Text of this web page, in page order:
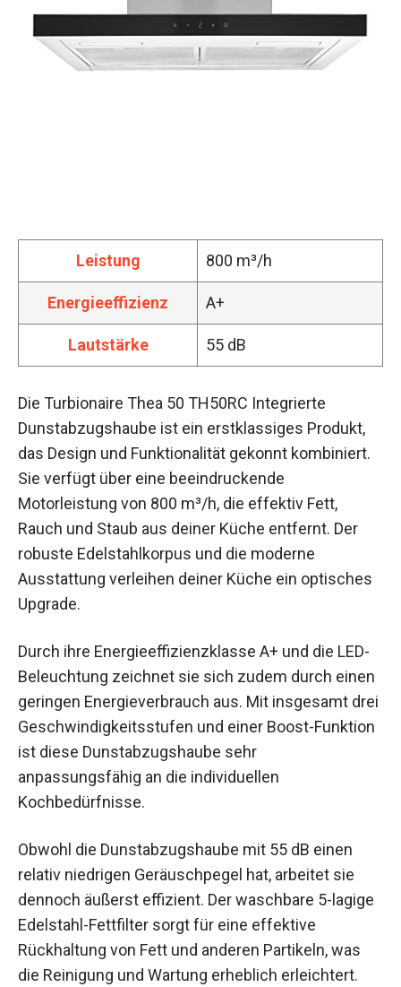
Leistung 800 m³/h
Energieeffizienz A+
Lautstärke 55 dB
Die Turbionaire Thea 50 TH50RC Integrierte
Dunstabzugshaube ist ein erstklassiges Produkt,
das Design und Funktionalität gekonnt kombiniert.
Sie verfügt über eine beeindruckende
Motorleistung von 800 m³/h, die effektiv Fett,
Rauch und Staub aus deiner Küche entfernt. Der
robuste Edelstahlkorpus und die moderne
Ausstattung verleihen deiner Küche ein optisches
Upgrade.
Durch ihre Energieeffizienzklasse A+ und die LED-
Beleuchtung zeichnet sie sich zudem durch einen
geringen Energieverbrauch aus. Mit insgesamt drei
Geschwindigkeitsstufen und einer Boost-Funktion
ist diese Dunstabzugshaube sehr
anpassungsfähig an die individuellen
Kochbedürfnisse.
Obwohl die Dunstabzugshaube mit 55 dB einen
relativ niedrigen Geräuschpegel hat, arbeitet sie
dennoch äußerst effizient. Der waschbare 5-lagige
Edelstahl-Fettfilter sorgt für eine effektive
Rückhaltung von Fett und anderen Partikeln, was
die Reinigung und Wartung erheblich erleichtert.